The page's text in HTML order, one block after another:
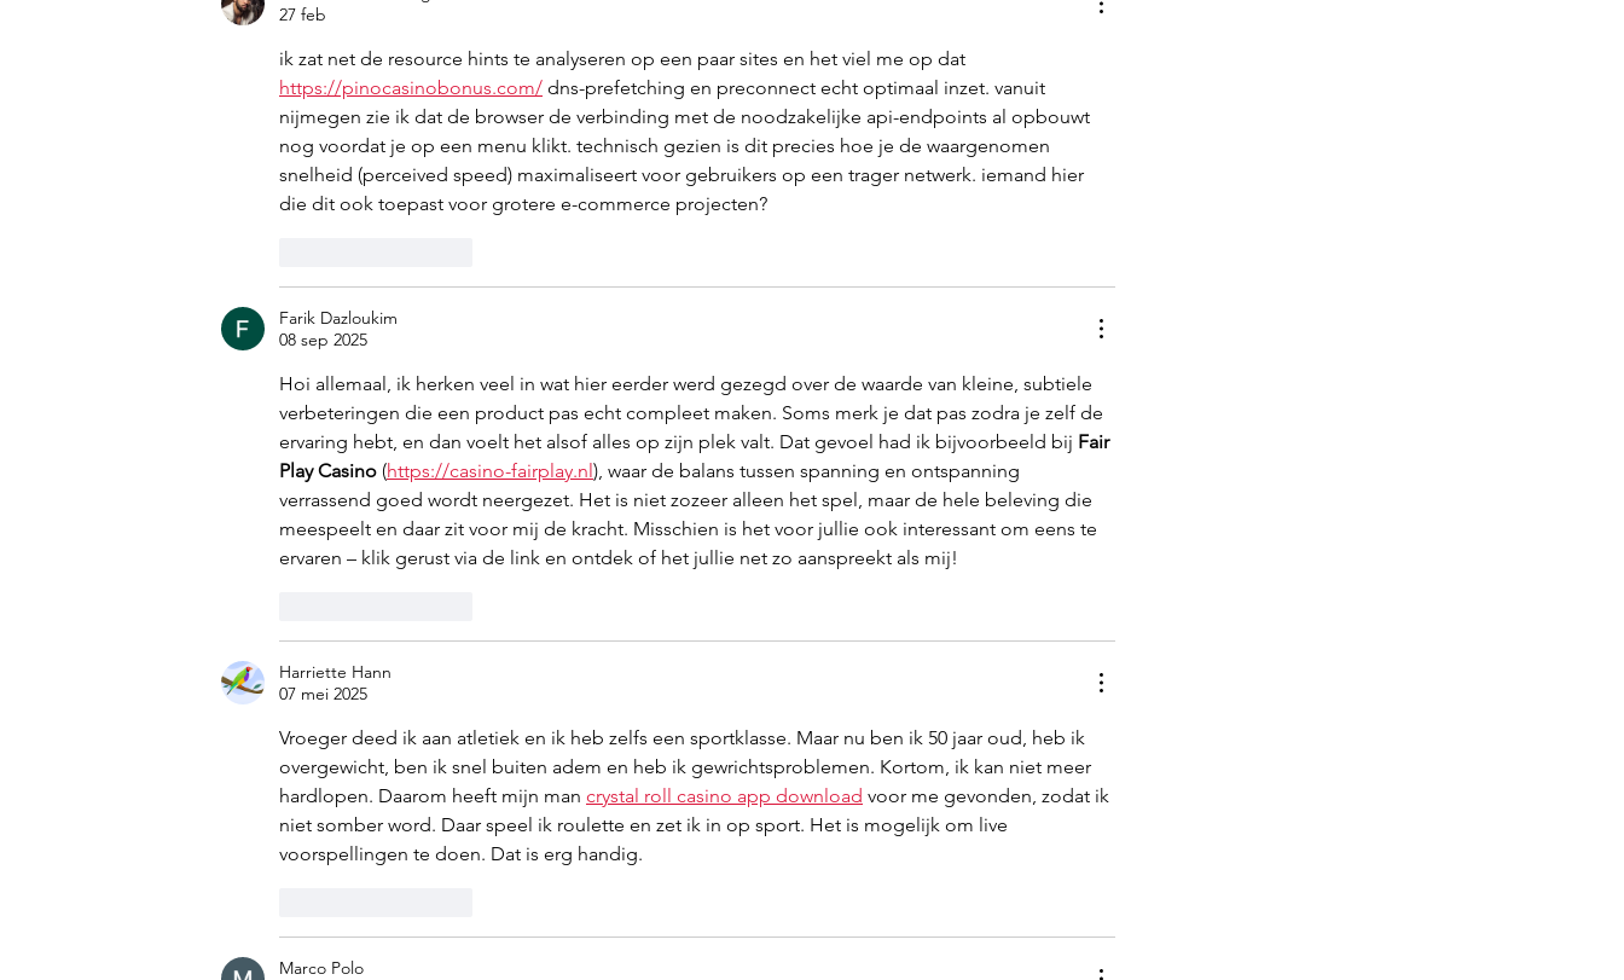
27 feb
ik zat net de resource hints te analyseren op een paar sites en het viel me op dat
https://pinocasinobonus.com/ dns-prefetching en preconnect echt optimaal inzet. vanuit
nijmegen zie ik dat de browser de verbinding met de noodzakelijke api-endpoints al opbouwt
nog voordat je op een menu klikt. technisch gezien is dit precies hoe je de waargenomen
snelheid (perceived speed) maximaliseert voor gebruikers op een trager netwerk. iemand hier
die dit ook toepast voor grotere e-commerce projecten?
Farik Dazloukim
08 sep 2025
Hoi allemaal, ik herken veel in wat hier eerder werd gezegd over de waarde van kleine, subtiele
verbeteringen die een product pas echt compleet maken. Soms merk je dat pas zodra je zelf de
ervaring hebt, en dan voelt het alsof alles op zijn plek valt. Dat gevoel had ik bijvoorbeeld bij Fair
Play Casino (https://casino-fairplay.nl ), waar de balans tussen spanning en ontspanning
verrassend goed wordt neergezet. Het is niet zozeer alleen het spel, maar de hele beleving die
meespeelt en daar zit voor mij de kracht. Misschien is het voor jullie ook interessant om eens te
ervaren – klik gerust via de link en ontdek of het jullie net zo aanspreekt als mij!
Harriette Hann
07 mei 2025
Vroeger deed ik aan atletiek en ik heb zelfs een sportklasse. Maar nu ben ik 50 jaar oud, heb ik
overgewicht, ben ik snel buiten adem en heb ik gewrichtsproblemen. Kortom, ik kan niet meer
hardlopen. Daarom heeft mijn man crystal roll casino app download voor me gevonden, zodat ik
niet somber word. Daar speel ik roulette en zet ik in op sport. Het is mogelijk om live
voorspellingen te doen. Dat is erg handig.
Marco Polo